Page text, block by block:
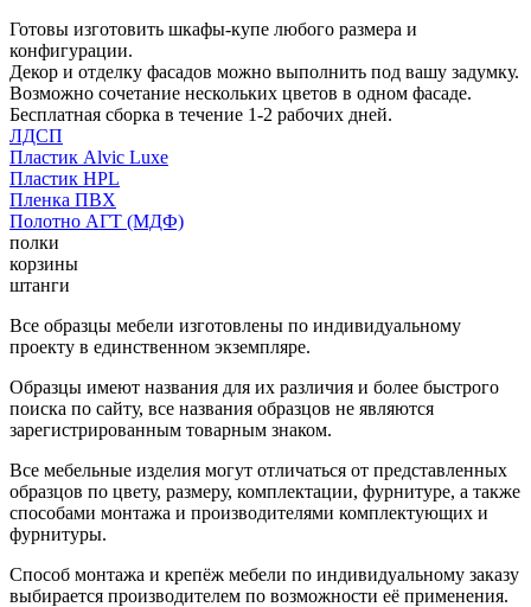
Готовы изготовить шкафы-купе любого размера и
конфигурации.
Декор и отделку фасадов можно выполнить под вашу задумку.
Возможно сочетание нескольких цветов в одном фасаде.
Бесплатная сборка в течение 1-2 рабочих дней.
ЛДСП
Пластик Alvic Luxe
Пластик HPL
Пленка ПВХ
Полотно АГТ (МДФ)
полки
корзины
штанги
Все образцы мебели изготовлены по индивидуальному
проекту в единственном экземпляре.
Образцы имеют названия для их различия и более быстрого
поиска по сайту, все названия образцов не являются
зарегистрированным товарным знаком.
Все мебельные изделия могут отличаться от представленных
образцов по цвету, размеру, комплектации, фурнитуре, а также
способами монтажа и производителями комплектующих и
фурнитуры.
Способ монтажа и крепёж мебели по индивидуальному заказу
выбирается производителем по возможности её применения.